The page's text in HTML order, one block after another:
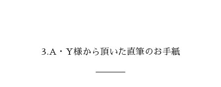
3.A・Y様から頂いた直筆のお手紙